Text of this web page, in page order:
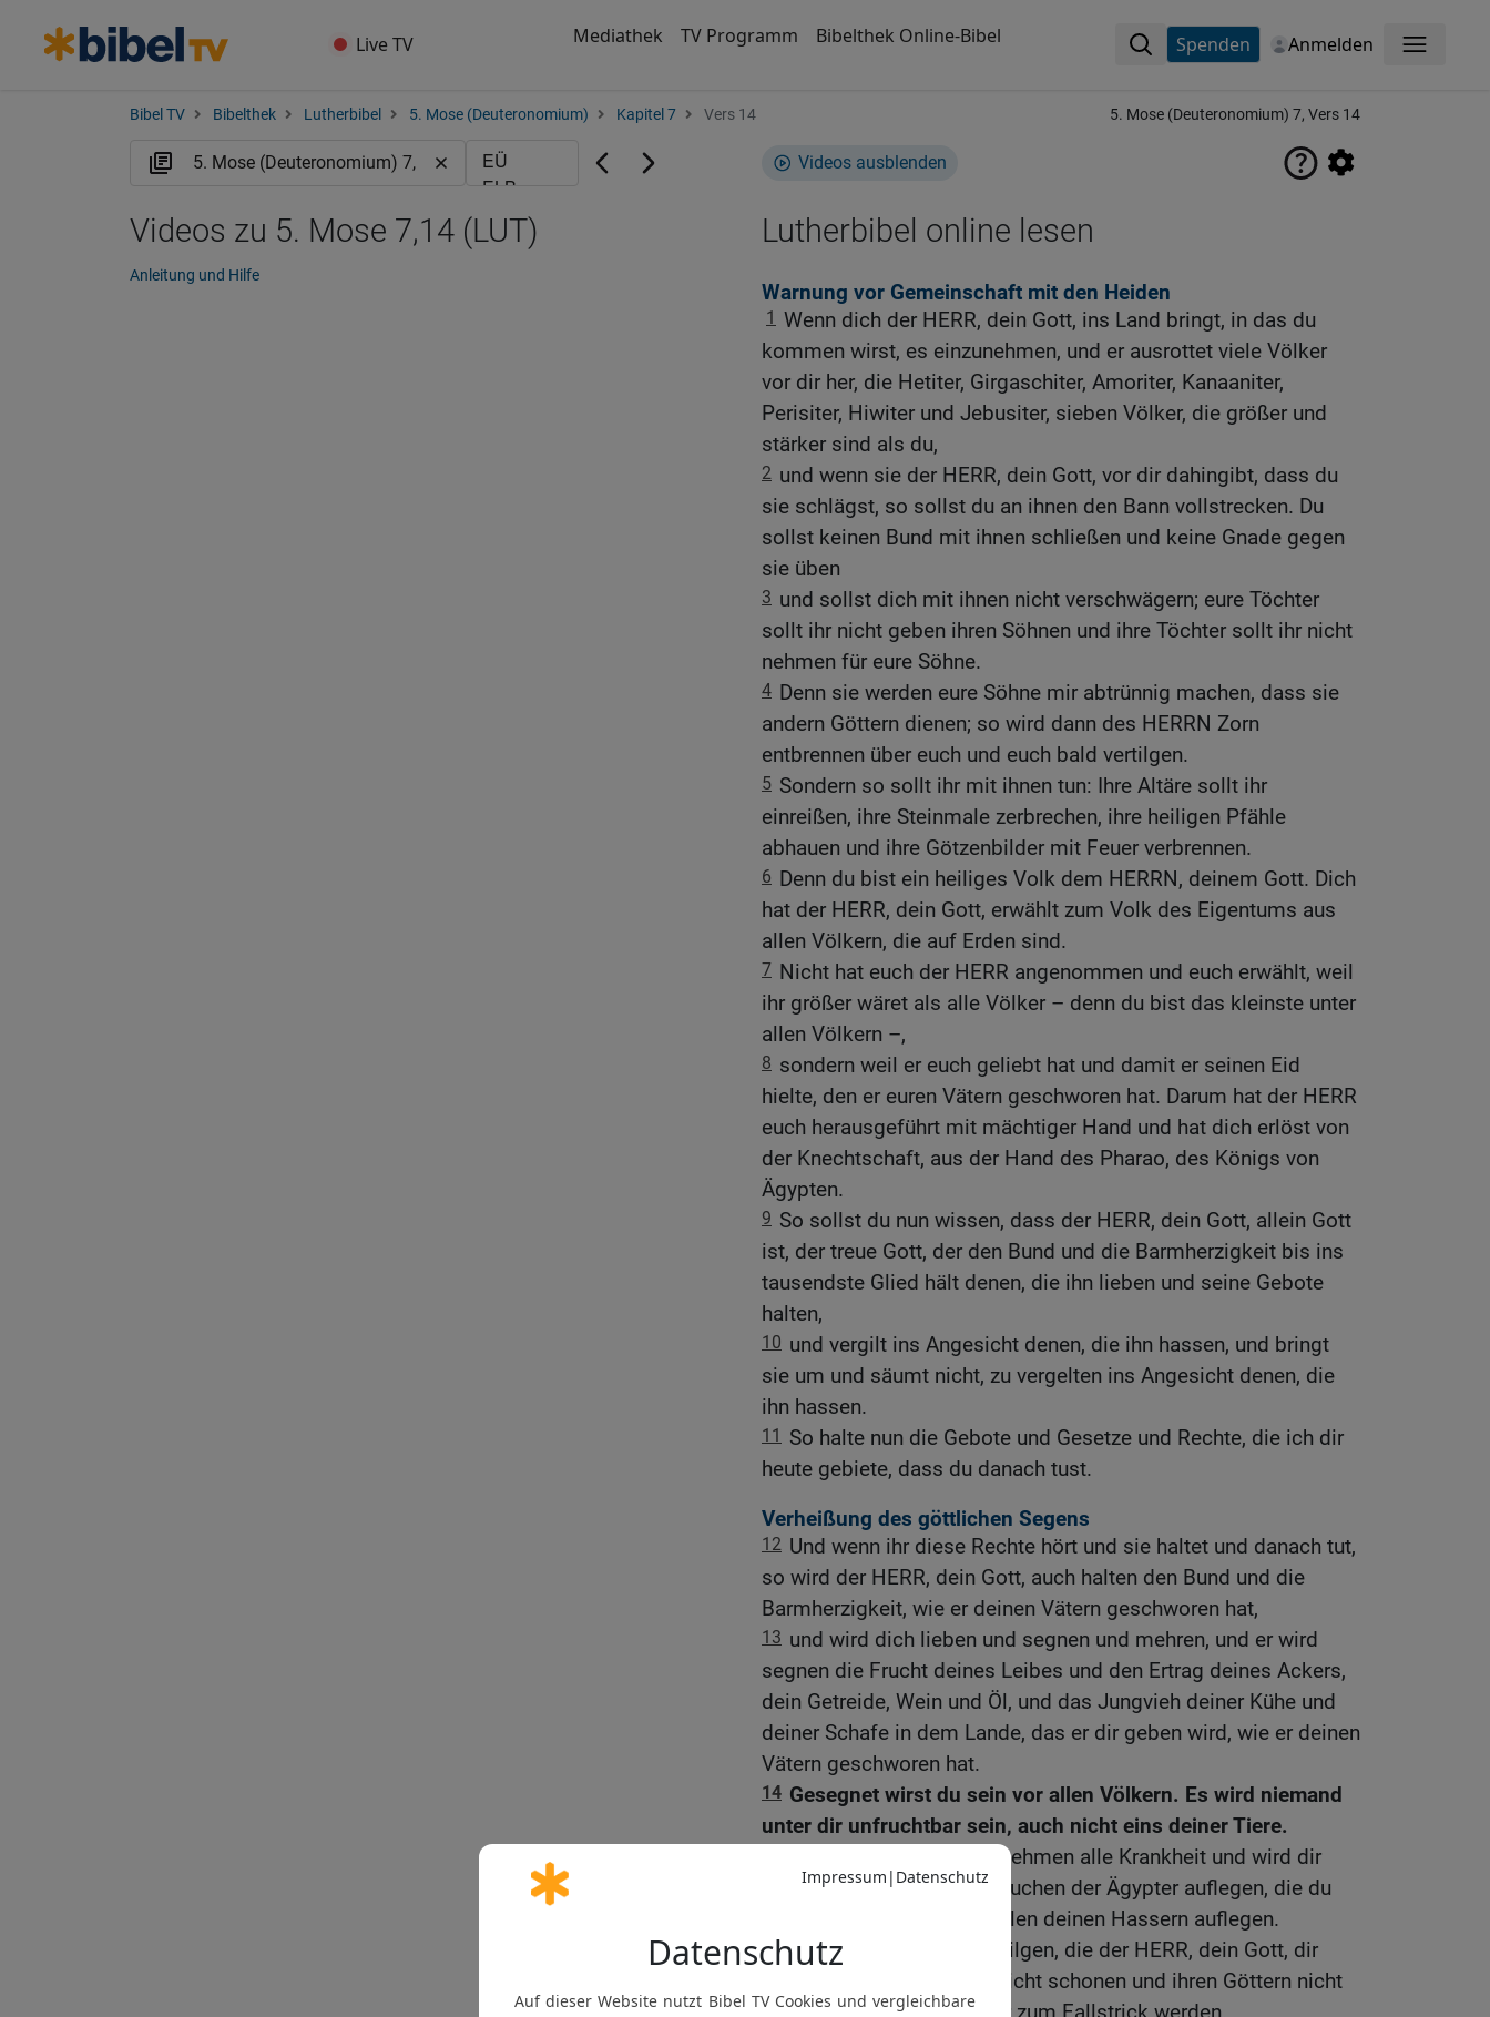
Live TV Mediathek TV Programm Bibelthek Online-Bibel Spenden Anmelden Menü
Bibel TV Bibelthek Lutherbibel 5. Mose (Deuteronomium) Kapitel 7 Vers 14 5. Mose (Deuteronomium) 7, Vers 14
Videos ausblenden
Lutherbibel online lesen
Warnung vor Gemeinschaft mit den Heiden
1 Wenn dich der HERR, dein Gott, ins Land bringt, in das du
kommen wirst, es einzunehmen, und er ausrottet viele Völker
vor dir her, die Hetiter, Girgaschiter, Amoriter, Kanaaniter,
Perisiter, Hiwiter und Jebusiter, sieben Völker, die größer und
stärker sind als du,
2 und wenn sie der HERR, dein Gott, vor dir dahingibt, dass du
sie schlägst, so sollst du an ihnen den Bann vollstrecken. Du
sollst keinen Bund mit ihnen schließen und keine Gnade gegen
sie üben
3 und sollst dich mit ihnen nicht verschwägern; eure Töchter
sollt ihr nicht geben ihren Söhnen und ihre Töchter sollt ihr nicht
nehmen für eure Söhne.
4 Denn sie werden eure Söhne mir abtrünnig machen, dass sie
andern Göttern dienen; so wird dann des HERRN Zorn
entbrennen über euch und euch bald vertilgen.
5 Sondern so sollt ihr mit ihnen tun: Ihre Altäre sollt ihr
einreißen, ihre Steinmale zerbrechen, ihre heiligen Pfähle
abhauen und ihre Götzenbilder mit Feuer verbrennen.
6 Denn du bist ein heiliges Volk dem HERRN, deinem Gott. Dich
hat der HERR, dein Gott, erwählt zum Volk des Eigentums aus
allen Völkern, die auf Erden sind.
7 Nicht hat euch der HERR angenommen und euch erwählt, weil
ihr größer wäret als alle Völker – denn du bist das kleinste unter
allen Völkern –,
8 sondern weil er euch geliebt hat und damit er seinen Eid
hielte, den er euren Vätern geschworen hat. Darum hat der HERR
euch herausgeführt mit mächtiger Hand und hat dich erlöst von
der Knechtschaft, aus der Hand des Pharao, des Königs von
Ägypten.
9 So sollst du nun wissen, dass der HERR, dein Gott, allein Gott
ist, der treue Gott, der den Bund und die Barmherzigkeit bis ins
tausendste Glied hält denen, die ihn lieben und seine Gebote
halten,
10 und vergilt ins Angesicht denen, die ihn hassen, und bringt
sie um und säumt nicht, zu vergelten ins Angesicht denen, die
ihn hassen.
11
So halte nun die Gebote und Gesetze und Rechte, die ich dir
heute gebiete, dass du danach tust.
Verheißung des göttlichen Segens
12 Und wenn ihr diese Rechte hört und sie haltet und danach tut,
so wird der HERR, dein Gott, auch halten den Bund und die
Barmherzigkeit, wie er deinen Vätern geschworen hat,
13 und wird dich lieben und segnen und mehren, und er wird
segnen die Frucht deines Leibes und den Ertrag deines Ackers,
dein Getreide, Wein und Öl, und das Jungvieh deiner Kühe und
deiner Schafe in dem Lande, das er dir geben wird, wie er deinen
Vätern geschworen hat.
14 Gesegnet wirst du sein vor allen Völkern. Es wird niemand
unter dir unfruchtbar sein, auch nicht eins deiner Tiere.
Der HERR wird von dir nehmen alle Krankheit und wird dir
keine von all den bösen Seuchen der Ägypter auflegen, die du
kennst, sondern wird sie allen deinen Hassern auflegen.
16 Du wirst alle Völker vertilgen, die der HERR, dein Gott, dir
geben wird. Du sollst sie nicht schonen und ihren Göttern nicht
Videos zu 5. Mose 7,14 (LUT)
Anleitung und Hilfe